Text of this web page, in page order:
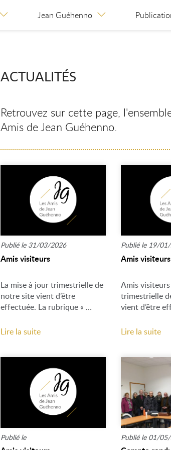
Jean Guéhenno
ACTUALITÉS
Retrouvez sur cette page,
Amis de Jean Guéhenno.
Publié le 31/03/2026
Amis visiteurs
La mise à jour trimestrielle de
notre site vient d’être
effectuée. La rubrique « …
Lire la suite
Publié le 19/
Amis visiteurs
Amis
trimestrielle
vient d’être
Lire la suite
Publié le Publié le 01/